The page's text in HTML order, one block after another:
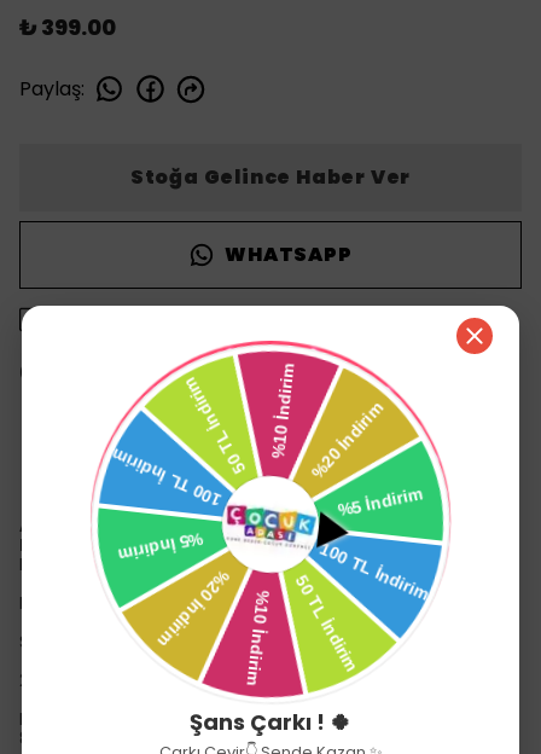
₺ 399.00
Paylaş:
Stoğa Gelince Haber Ver
WHATSAPP
14 gün içinde iade değişim
Ürün Açıklaması
Angel Of Life YH129-1S Sesli ve Işıklı Su Koyulabilir
Mikser -Birliktoys
Haydi çocuklar!
Mutfaktaki hünerleri gösterme zamanı!
Sesli ve Işıklı
2 Adet AA pil ile çalışmaktadır. Piller dahil değildir.
Kutu Boyutu: 9,5x17x20 cm
8698555798651
Şans Çarkı ! 🍀